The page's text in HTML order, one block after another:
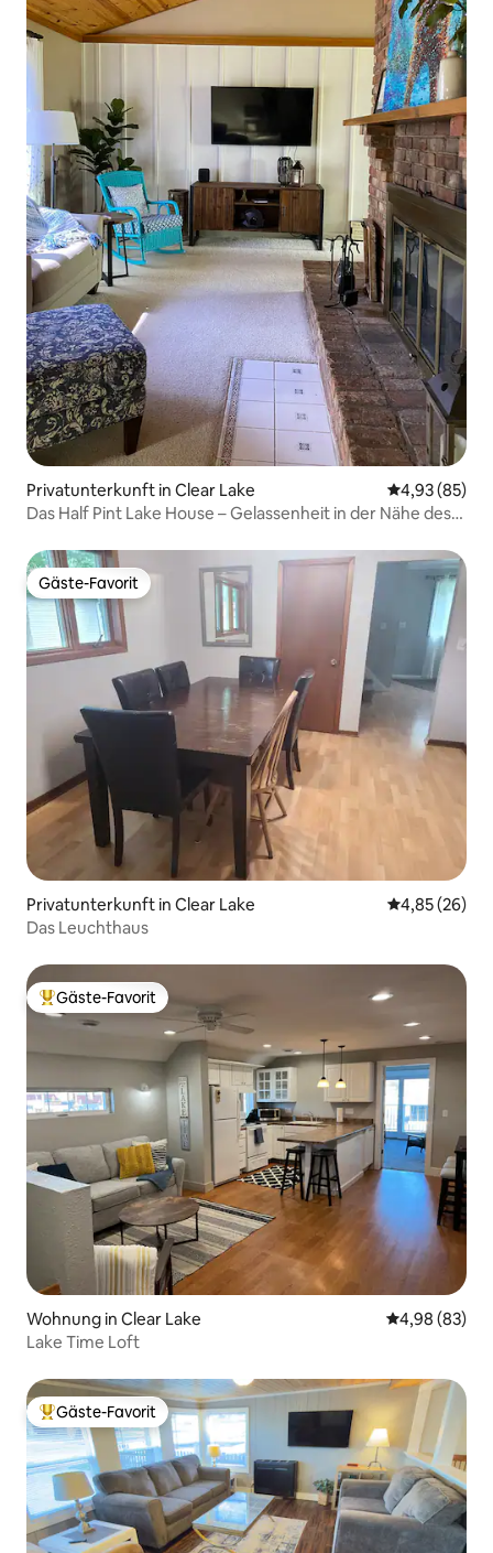
Privatunterkunft in Clear Lake
4,93 (85)
Das Half Pint Lake House – Gelassenheit in der Nähe des
Gäste-Favorit
Gäste-Favorit
Privatunterkunft in Clear Lake
4,85 (26)
Das Leuchthaus
Beliebter Gäste-Favorit.
Gäste-Favorit
Wohnung in Clear Lake
4,98 (83)
Lake Time Loft
Beliebter Gäste-Favorit.
Gäste-Favorit